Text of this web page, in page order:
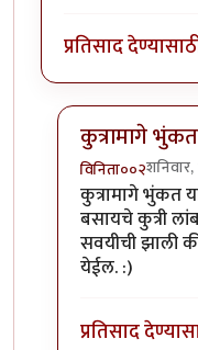
प्रतिसाद
कुत्रामागे
विनिता००२
In reply to+1
कुत्रामागे भुंकत
बसायचे कुत्री
सवयीची झाली
येईल. :)
प्रतिसाद